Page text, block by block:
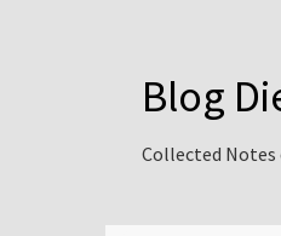
Blog
Collected